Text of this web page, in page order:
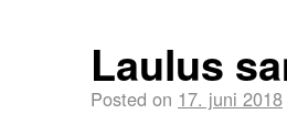
Laulus
Posted on 17. juni 2018